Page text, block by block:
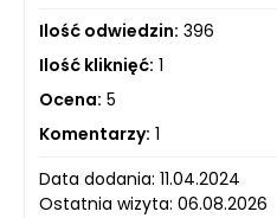
Ilość odwiedzin: 396
Ilość kliknięć: 1
Ocena: 5
Komentarzy: 1
Data dodania: 11.04.2024
Ostatnia wizyta: 06.08.2026